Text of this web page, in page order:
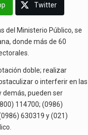
Twitter
del Ministerio Público, se
donde más de 60
doble; realizar
o interferir en las
demás, pueden ser
114700; (0986)
630319 y (021)